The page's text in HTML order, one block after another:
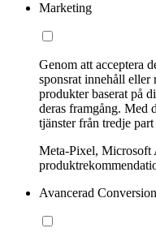
Marketing
Genom att acceptera
sponsrat innehåll eller
produkter baserat på
deras framgång. Med
tjänster från tredje
Meta-Pixel, Microsoft
Avancerad